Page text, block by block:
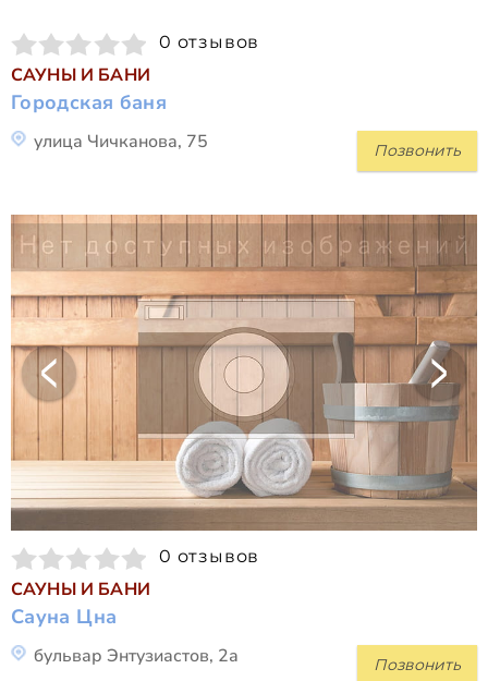
0 отзывов
САУНЫ И БАНИ
Городская баня
Позвонить
улица Чичканова, 75
0 отзывов
САУНЫ И БАНИ
Сауна Цна
Позвонить
бульвар Энтузиастов, 2а